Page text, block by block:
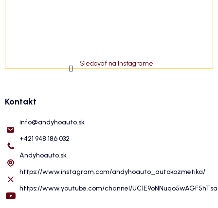
Sledovať na Instagrame
Kontakt
info@andyhoauto.sk
+421 948 186 032
Andyhoauto.sk
https://www.instagram.com/andyhoauto_autokozmetika/
https://www.youtube.com/channel/